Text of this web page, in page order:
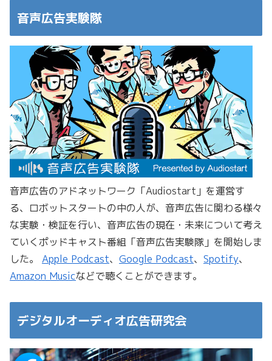
音声広告実験隊
音声広告のアドネットワーク「Audiostart」を運営す
る、ロボットスタートの中の人が、音声広告に関わる様々
な実験・検証を行い、音声広告の現在・未来について考え
ていくポッドキャスト番組「音声広告実験隊」を開始しま
した。 Apple Podcast、 Google Podcast、 Spotify、
Amazon Musicなどで聴くことができます。
デジタルオーディオ広告研究会